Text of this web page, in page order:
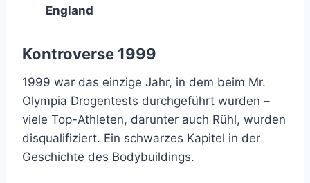
England
Kontroverse 1999
1999 war das einzige Jahr, in dem beim Mr.
Olympia Drogentests durchgeführt wurden –
viele Top-Athleten, darunter auch Rühl, wurden
disqualifiziert. Ein schwarzes Kapitel in der
Geschichte des Bodybuildings.